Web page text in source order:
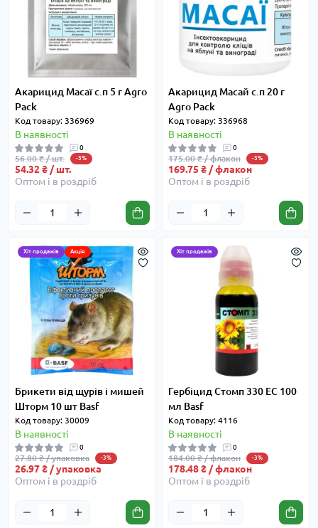
Акарицид Масаї с.п 5 г Agro
Pack
Код товару: 336969
В наявності
0
56.00 ₴ / шт. -3%
54.32 ₴ / шт.
Оптом і в роздріб
Акарицид Масай с.п 20 г
Agro Pack
Код товару: 336968
В наявності
0
175.00 ₴ / флакон -3%
169.75 ₴ / флакон
Оптом і в роздріб
Хіт продажів Акція
Брикети від щурів і мишей
Шторм 10 шт Basf
Код товару: 30009
В наявності
0
27.80 ₴ / упаковка -3%
26.97 ₴ / упаковка
Оптом і в роздріб
Хіт продажів
Гербіцид Стомп 330 EC 100
мл Basf
Код товару: 4116
В наявності
0
184.00 ₴ / флакон -3%
178.48 ₴ / флакон
Оптом і в роздріб